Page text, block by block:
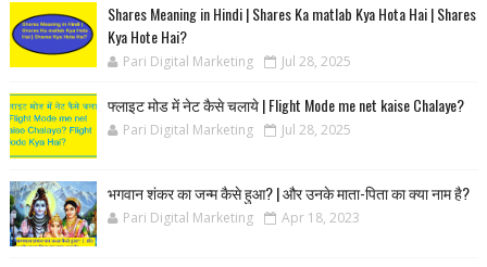
Shares Meaning in Hindi | Shares Ka matlab Kya Hota Hai | Shares
Kya Hote Hai?
Pari Digital Marketing Jul 28, 2025
फ्लाइट मोड में नेट कैसे चलाये | Flight Mode me net kaise Chalaye?
Pari Digital Marketing Jul 28, 2025
भगवान शंकर का जन्म कैसे हुआ? | और उनके माता-पिता का क्या नाम है?
Pari Digital Marketing Apr 18, 2023